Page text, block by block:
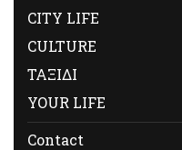
CITY LIFE
CULTURE
ΤΑΞΙΔΙ
YOUR LIFE
Contact